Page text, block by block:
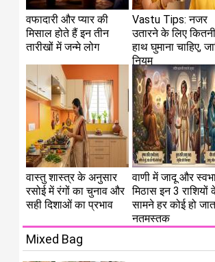
वफादारी और प्यार की
मिसाल होते हैं इन तीन
तारीखों में जन्मे लोग
Vastu Tips: नजर
उतारने के लिए
हाथ घुमाना चाहिए,
नियम
वास्तु शास्त्र के अनुसार
रसोई में रंगों का चुनाव और
सही दिशाओं का प्रभाव
वाणी में जादू और
मिठास इन 3 राशियों
सामने हर कोई हो
नतमस्तक
Mixed Bag